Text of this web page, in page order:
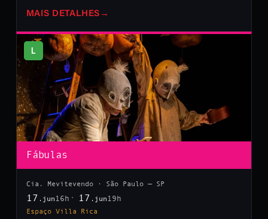
MAIS DETALHES →
L
Fábulas
Cia. Mevitevendo · São Paulo — SP
17 .jun 16h 17 .jun 19h
Espaço Villa Rica